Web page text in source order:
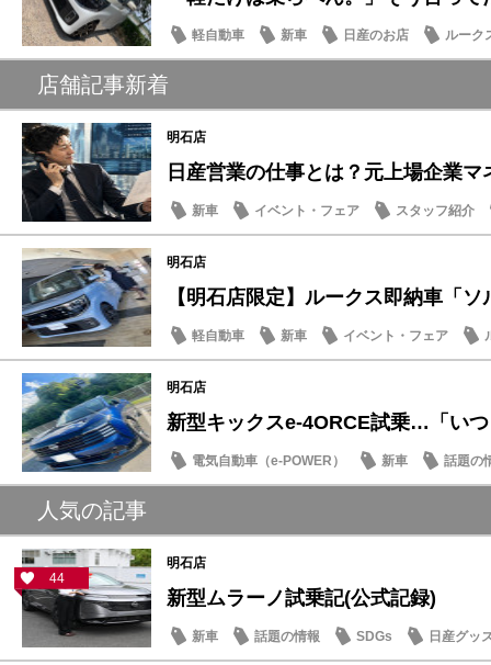
軽自動車 新車 日産のお店 ルーク
店舗記事新着
明石店
日産営業の仕事とは？元上場企業マ
新車 イベント・フェア スタッフ紹介
明石店
【明石店限定】ルークス即納車「
軽自動車 新車 イベント・フェア
明石店
新型キックスe-4ORCE試乗…「い
電気自動車（e-POWER） 新車 話題の
人気の記事
44
明石店
新型ムラーノ試乗記(公式記録)
新車 話題の情報 SDGs 日産グッ